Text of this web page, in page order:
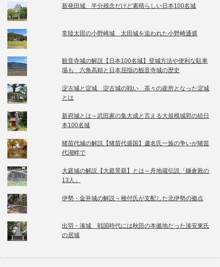
新発田城 半分残念だけど素晴らしい日本100名城
常陸太田の小野崎城 太田城を追われた小野崎通盛
観音寺城の解説【日本100名城】登城方法や便利な駐車
場も 六角高頼と日本屈指の観音寺城の歴史
淀古城と淀城 淀古城の戦い 茶々の産所となった淀城
とは
新府城とは～武田家の集大成と言える大規模城郭の続日
本100名城
猪苗代城の解説【猪苗代盛国】蘆名氏一族の争いが猪苗
代湖畔で
大庭城の解説【大庭景親】とは～舟地蔵伝説「鎌倉殿の
13人」
伊勢・金井城の解説～種付氏が支配した北伊勢の拠点
出羽・湊城 戦国時代には秋田の本拠地だった湊安東氏
の居城